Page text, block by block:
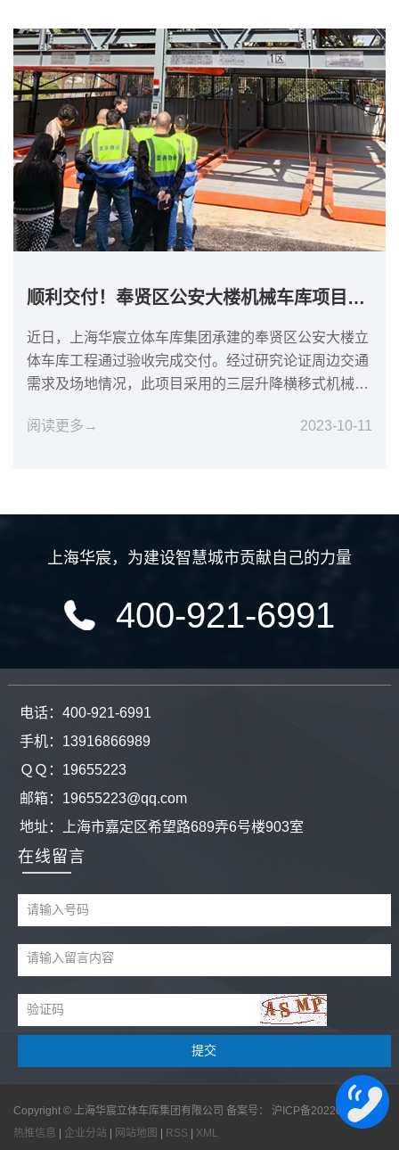
顺利交付！奉贤区公安大楼机械车库项目完成！
近日，上海华宸立体车库集团承建的奉贤区公安大楼立
体车库工程通过验收完成交付。经过研究论证周边交通
需求及场地情况，此项目采用的三层升降横移式机械车
阅读更多→
2023-10-11
上海华宸 ， 为建设智慧城市贡献自己的力量
400-921-6991
电话：400-921-6991
手机：13916866989
ＱＱ： 19655223
邮箱：19655223@qq.com
地址：
上海市嘉定区希望路689弄6号楼903室
在线留言
Copyright © 上海华宸立体车库集团有限公司 备案号： 沪ICP备2022021629号
热推信息 | 企业分站 | 网站地图 | RSS | XML